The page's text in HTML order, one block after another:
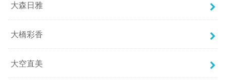
大森日雅
大橋彩香
大空直美